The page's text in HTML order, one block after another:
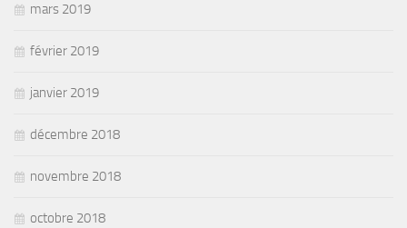
mars 2019
février 2019
janvier 2019
décembre 2018
novembre 2018
octobre 2018